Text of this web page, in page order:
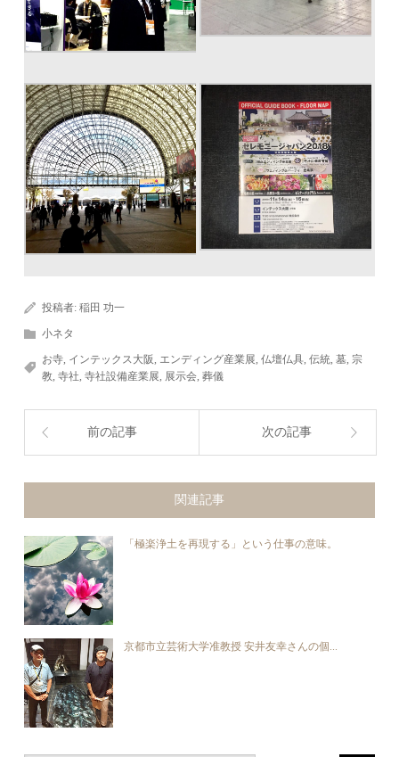
投稿者:稲田 功一
小ネタ
お寺, インテックス大阪, エンディング産業展,仏壇仏具,伝統,墓,宗
教,寺社,寺社設備産業展, 展示会,葬儀
前の記事 次の記事
関連記事
「極楽浄土を再現する」という仕事の意味。
京都市立芸術大学准教授 安井友幸さんの個...